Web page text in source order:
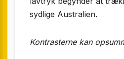
sydlige Australien.
Kontrasterne kan